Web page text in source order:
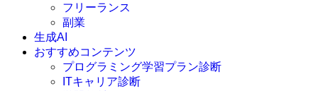
JavaScript
Swift
Ruby
その他言語
フリーランス
副業
生成AI
おすすめコンテンツ
プログラミング学習プラン診断
ITキャリア診断